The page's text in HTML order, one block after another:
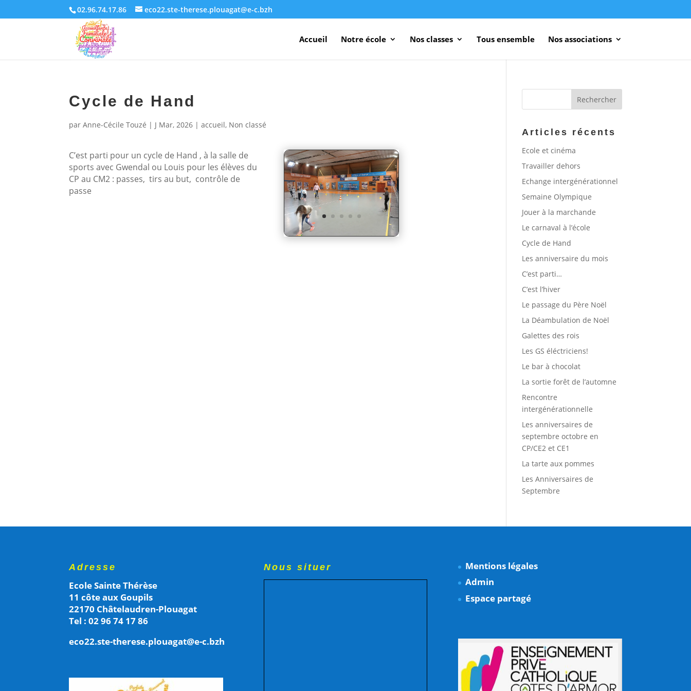
02.96.74.17.86 eco22.ste-therese.plouagat@e-c.bzh
Accueil Notre école Nos classes Tous ensemble Nos associations
Cycle de Hand
parAnne-Cécile Touzé | J Mar, 2026 |accueil, Non classé
C’est parti pour un cycle de Hand , à la salle de
sports avec Gwendal ou Louis pour les élèves du
CP au CM2 : passes, tirs au but, contrôle de
passe
Articles récents
Ecole et cinéma
Travailler dehors
Echange intergénérationnel
Semaine Olympique
Jouer à la marchande
Le carnaval à l’école
Cycle de Hand
Les anniversaire du mois
C’est parti…
C’est l’hiver
Le passage du Père Noël
La Déambulation de Noël
Galettes des rois
Les GS éléctriciens!
Le bar à chocolat
La sortie forêt de l’automne
Rencontre
intergénérationnelle
Les anniversaires de
septembre octobre en
CP/CE2 et CE1
La tarte aux pommes
Les Anniversaires de
Septembre
Adresse
Ecole Sainte Thérèse
11 côte aux Goupils
22170 Châtelaudren-Plouagat
Tel : 02 96 74 17 86
eco22.ste-therese.plouagat@e-c.bzh
Nous situer
Mentions légales
Admin
Espace partagé